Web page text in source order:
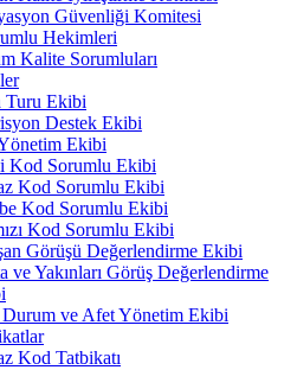
Güvenliği Komitesi
Hekimleri
Kalite Sorumluları
Turu Ekibi
Destek Ekibi
Ekibi
Kod Sorumlu Ekibi
Kod Sorumlu Ekibi
Kod Sorumlu Ekibi
Kod Sorumlu Ekibi
Görüşü Değerlendirme Ekibi
ve Yakınları Görüş Değerlendirme
ve Afet Yönetim Ekibi
Kod Tatbikatı